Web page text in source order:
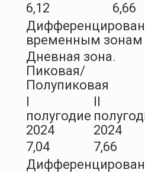
6,12
6,66
временным зонам
Дневная зона.
Пиковая/
Полупиковая
полугодие
2024
2024
7,04
7,66